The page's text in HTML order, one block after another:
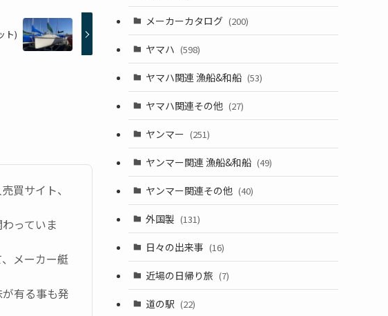
ト)
買サイト、
っていま
メーカー艇
有る事も発
メーカーカタログ (200)
ヤマハ (598)
ヤマハ関連 漁船&和船 (53)
ヤマハ関連その他 (27)
ヤンマー (251)
ヤンマー関連 漁船&和船 (49)
ヤンマー関連その他 (40)
外国製 (131)
日々の出来事 (16)
近場の日帰り旅 (7)
道の駅 (22)